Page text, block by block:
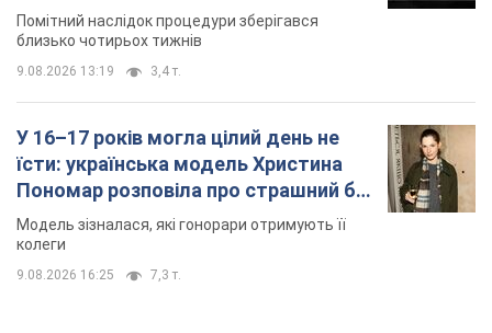
місяць
Помітний наслідок процедури зберігався
близько чотирьох тижнів
9.08.2026 13:19 3,4 т.
У 16–17 років могла цілий день не
їсти: українська модель Христина
Пономар розповіла про страшний бік
модельної кар’єри
Модель зізналася, які гонорари отримують її
колеги
9.08.2026 16:25 7,3 т.